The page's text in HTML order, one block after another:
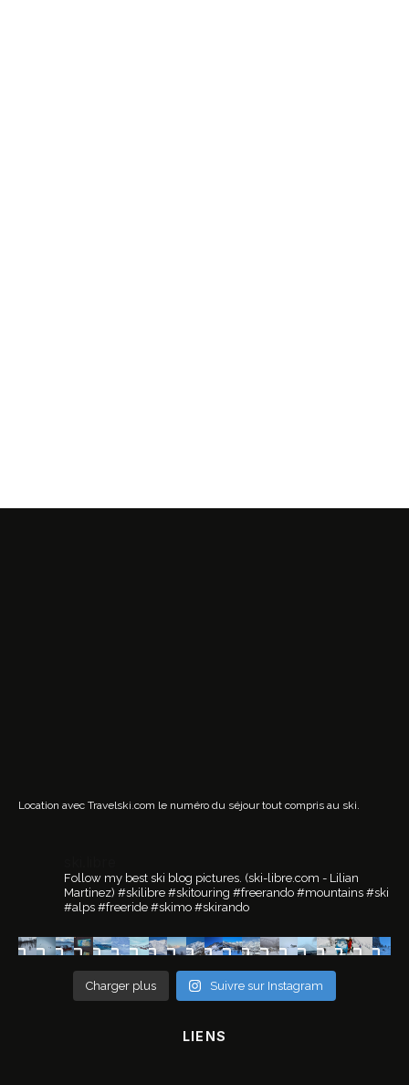
Location avec Travelski.com le numéro du séjour tout compris au ski.
Follow my best ski blog pictures. (ski-libre.com - Lilian
Martinez) #skilibre #skitouring #freerando #mountains #ski
#alps #freeride #skimo #skirando
Charger plus Suivre sur Instagram
LIENS